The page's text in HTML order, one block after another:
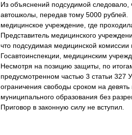
Из объяснений подсудимой следовало,
автошколы, передав тому 5000 рублей.
медицинское учреждение, где
Представитель медицинского
что подсудимая медицинской
Госавтоинспекции, медицинским
Несмотря на позицию защиты, по
предусмотренном частью 3 статьи 327
ограничения свободы сроком на
муниципального образования без
Приговор в законную силу не вступил.